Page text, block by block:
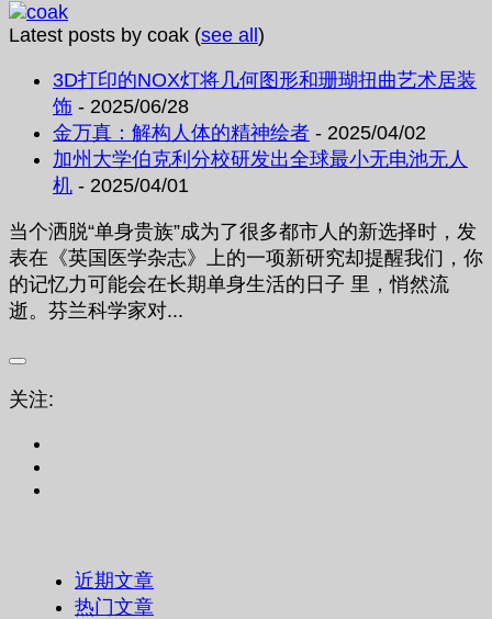
Latest posts by coak (see all)
3D打印的NOX灯将几何图形和珊瑚扭曲艺术居装
饰 - 2025/06/28
金万真：解构人体的精神绘者 - 2025/04/02
加州大学伯克利分校研发出全球最小无电池无人
机 - 2025/04/01
当个洒脱“单身贵族”成为了很多都市人的新选择时，发
表在《英国医学杂志》上的一项新研究却提醒我们，你
的记忆力可能会在长期单身生活的日子 里，悄然流
逝。芬兰科学家对...
关注:
近期文章
热门文章